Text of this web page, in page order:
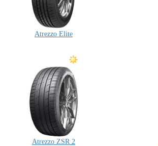
Atrezzo Elite
Atrezzo ZSR 2